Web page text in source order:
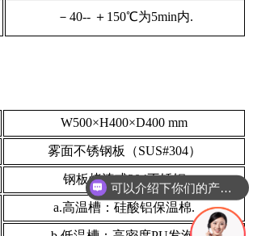
－40-- ＋150℃为5min内.
W500×H400×D400 mm
雾面不锈钢板（SUS#304）
钢板烤漆或304不锈钢
a.高温槽：硅酸铝保温棉.
你们是怎么收费的呢